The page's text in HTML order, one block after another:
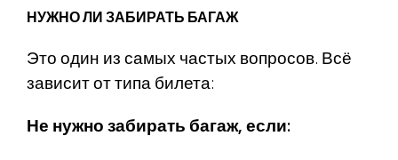
НУЖНО ЛИ ЗАБИРАТЬ БАГАЖ
Это один из самых частых вопросов. Всё
зависит от типа билета:
Не нужно забирать багаж, если: